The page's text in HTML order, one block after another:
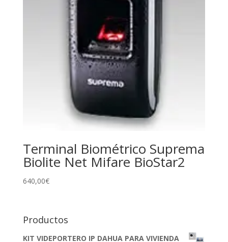
Terminal Biométrico Suprema
Biolite Net Mifare BioStar2
640,00€
Productos
KIT VIDEPORTERO IP DAHUA PARA VIVIENDA